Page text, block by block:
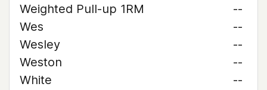
Weighted Pull-up 1RM
--
Wes
--
Wesley
--
Weston
--
White
--